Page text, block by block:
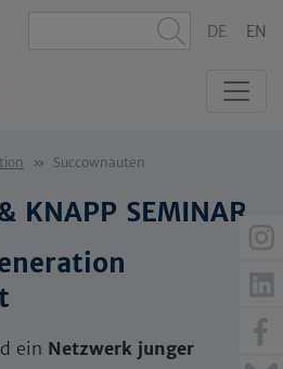
DE EN
Succownauten
KNAPP SEMINAR
ein Netzwerk junger